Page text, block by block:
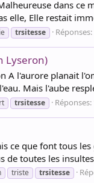
dans
elle, Elle restait
trsitesse Réponses:
Lyseron)
A l'aurore planait
Mais l'aube
trsitesse Réponses:
ce que font tous
de toutes les
triste trsitesse